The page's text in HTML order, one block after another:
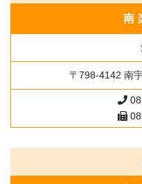
南
〒798-4142 南